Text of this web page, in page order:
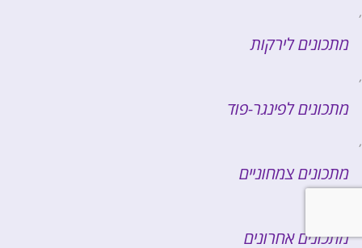
,
מתכונים לירקות
,
מתכונים לפינגר-פוד
,
מתכונים צמחוניים
מתכונים אחרונים